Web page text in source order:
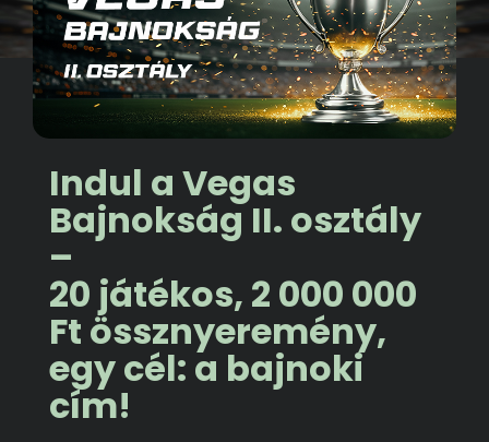
Indul a Vegas
Bajnokság II. osztály
–
20 játékos, 2 000 000
Ft össznyeremény,
egy cél: a bajnoki
cím!